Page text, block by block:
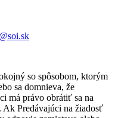
so spôsobom, ktorým
sa domnieva, že
má právo obrátiť sa na
Ak Predávajúci na žiadosť